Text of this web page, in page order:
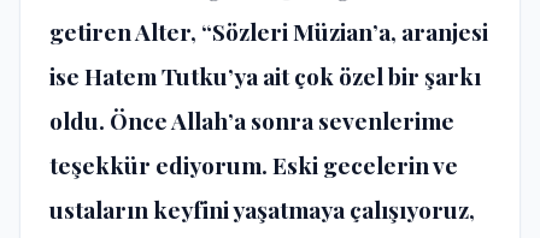
getiren Alter, “Sözleri Müzian’a, aranjesi
ise Hatem Tutku’ya ait çok özel bir şarkı
oldu. Önce Allah’a sonra sevenlerime
teşekkür ediyorum. Eski gecelerin ve
ustaların keyfini yaşatmaya çalışıyoruz,